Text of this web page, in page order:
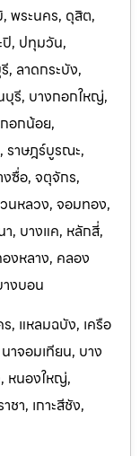
พระนคร, ดุสิต,
ปิ, ปทุมวัน,
, ลาดกระบัง,
รี, บางกอกใหญ่,
อกน้อย,
ราษฎร์บูรณะ,
ซื่อ, จตุจักร,
นหลวง, จอมทอง,
, บางแค, หลักสี่,
งหลาง, คลอง
งบอน
, แหลมฉบัง, เครือ
าจอมเทียน, บาง
หนองใหญ่,
า, เกาะสีชัง,